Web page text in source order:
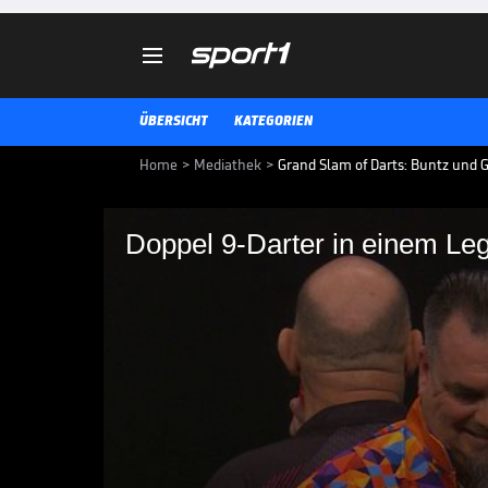

ÜBERSICHT KATEGORIEN
Home > Mediathek > Grand Slam of Darts: Buntz und
Doppel 9-Darter in einem
Doppel 9-Darter in
In dem Match zwischen Stowe
Kontrahenten 5 perfekte Darts